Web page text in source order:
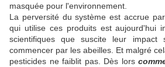
masquée pour l'environnement.
La perversité du système est accrue
qui utilise ces produits est aujourd'hui
scientifiques que suscite leur impact
commencer par les abeilles. Et malgré
pesticides ne faiblit pas. Dès lors